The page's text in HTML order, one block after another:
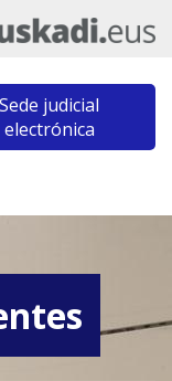
Sede judicial
electrónica